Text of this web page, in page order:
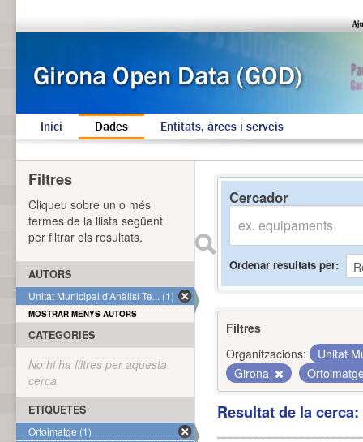
Inici Dades Entitats, àrees i serveis
Cercador
Ordenar resultats per
Filtres
Organitzacions:
Unitat
Girona
Resultat de la
Filtres
Cliqueu sobre un o més
termes de la llista següent
per filtrar els resultats.
AUTORS
Unitat Municipal d'Anàlisi Te... (1)
MOSTRAR MENYS AUTORS
CATEGORIES
No hi ha filtres per aquesta
cerca
ETIQUETES
Ortoimatge (1)